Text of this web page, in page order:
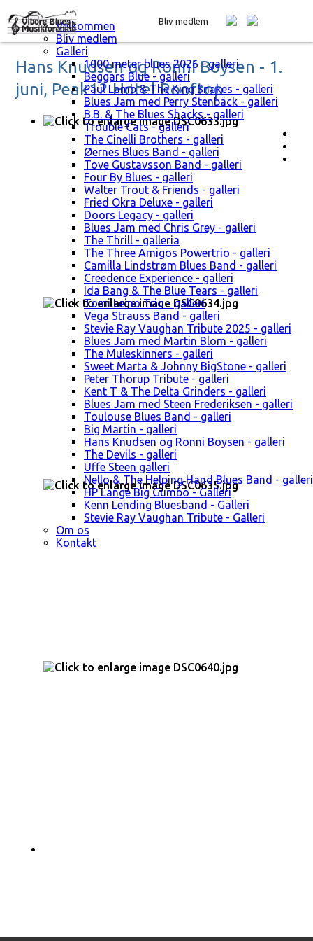
Bliv medlem
Velkommen
Bliv medlem
Galleri
1000 meter blues 2026 - galleri
Beggars Blue - galleri
Paul Lamb & The King Snakes - galleri
Blues Jam med Perry Stenbäck - galleri
B.B. & The Blues Shacks - galleri
Trouble Cats - galleri
The Cinelli Brothers - galleri
Øernes Blues Band - galleri
Tove Gustavsson Band - galleri
Four By Blues - galleri
Walter Trout & Friends - galleri
Fried Okra Deluxe - galleri
Doors Legacy - galleri
Blues Jam med Chris Grey - galleri
The Thrill - galleria
The Three Amigos Powertrio - galleri
Camilla Lindstrøm Blues Band - galleri
Creedence Experience - galleri
Ida Bang & The Blue Tears - galleri
Tomi Leino Trio - galleri
Vega Strauss Band - galleri
Stevie Ray Vaughan Tribute 2025 - galleri
Blues Jam med Martin Blom - galleri
The Muleskinners - galleri
Sweet Marta & Johnny BigStone - galleri
Peter Thorup Tribute - galleri
Kent T & The Delta Grinders - galleri
Blues Jam med Steen Frederiksen - galleri
Toulouse Blues Band - galleri
Big Martin - galleri
Hans Knudsen og Ronni Boysen - galleri
The Devils - galleri
Uffe Steen galleri
Nello & The Helping Hand Blues Band - galleri
HP Lange Big Gumbo - Galleri
Kenn Lending Bluesband - Galleri
Stevie Ray Vaughan Tribute - Galleri
Om os
Kontakt
Hans Knudsen og Ronni Boysen - 1.
juni, Peak12 Hotel Rooftop